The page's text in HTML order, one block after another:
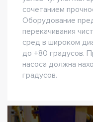
сочетанием
Оборудование
перекачивания
сред в широком
до +80 градусов.
насоса должна
градусов.